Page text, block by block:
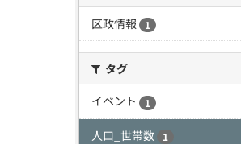
区政情報
1
タグ
イベント
1
人口_世帯数 1